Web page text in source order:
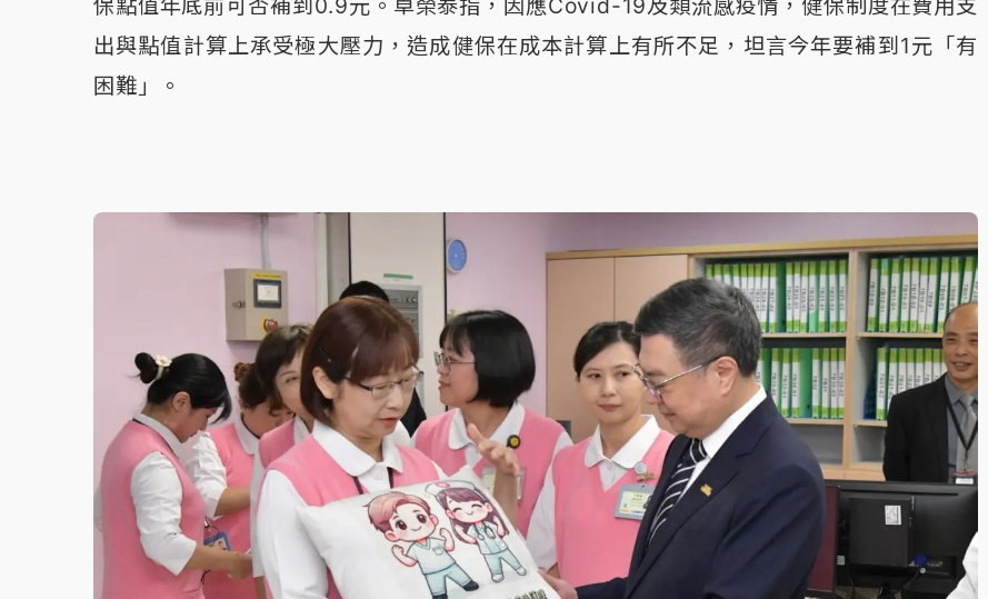
保點值年底前可否補到0.9元。卓榮泰指，因應Covid-19及類流感疫情，健保制度在費用支
出與點值計算上承受極大壓力，造成健保在成本計算上有所不足，坦言今年要補到1元「有
困難」。